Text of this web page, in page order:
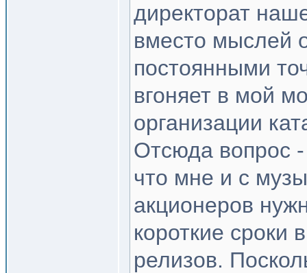
директорат
вместо мыслей
постоянными
вгоняет в мой
организации
Отсюда вопрос
что мне и с
акционеров
короткие сроки
релизов.